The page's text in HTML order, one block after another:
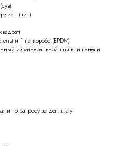
(цил)
и 1 на коробе (EPDM)
из минеральной плиты и панели
по запросу за доп.плату